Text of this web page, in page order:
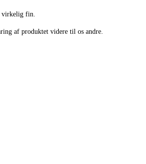
fin.
af produktet videre til os andre.